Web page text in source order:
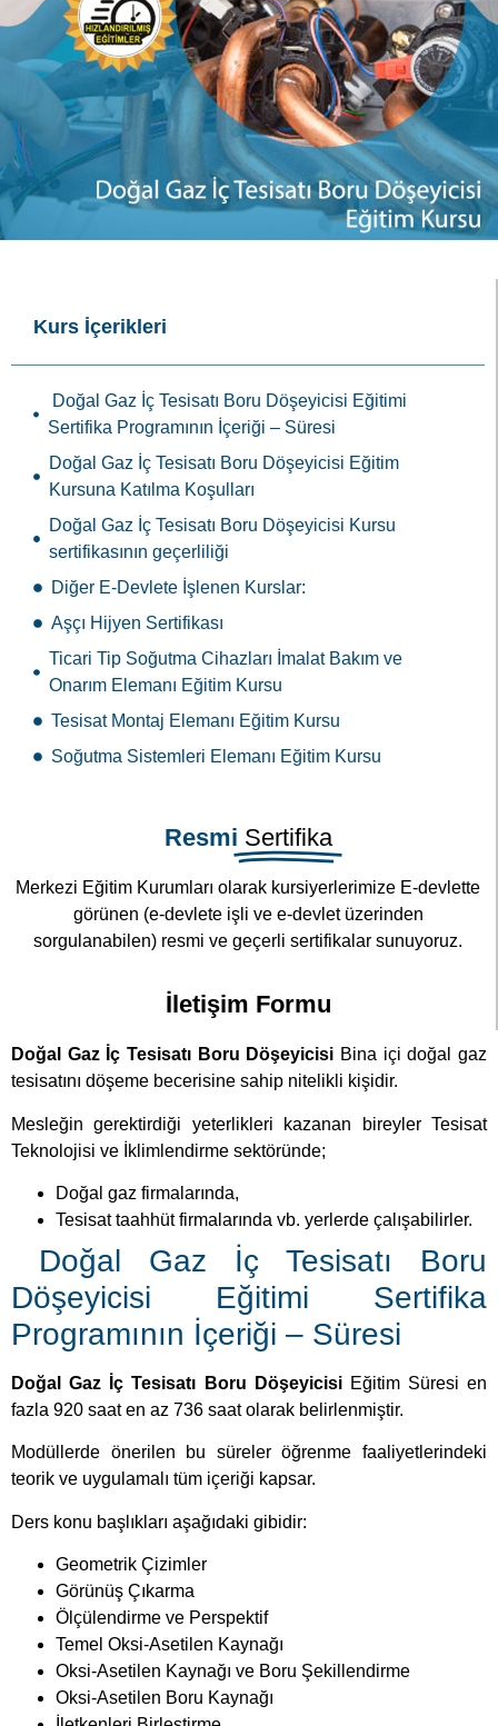
Kurs İçerikleri
Doğal Gaz İç Tesisatı Boru Döşeyicisi Eğitimi
Sertifika Programının İçeriği – Süresi
Doğal Gaz İç Tesisatı Boru Döşeyicisi Eğitim
Kursuna Katılma Koşulları
Doğal Gaz İç Tesisatı Boru Döşeyicisi Kursu
sertifikasının geçerliliği
Diğer E-Devlete İşlenen Kurslar:
Aşçı Hijyen Sertifikası
Ticari Tip Soğutma Cihazları İmalat Bakım ve
Onarım Elemanı Eğitim Kursu
Tesisat Montaj Elemanı Eğitim Kursu
Soğutma Sistemleri Elemanı Eğitim Kursu
Resmi Sertifika
Merkezi Eğitim Kurumları olarak kursiyerlerimize E-devlette
görünen (e-devlete işli ve e-devlet üzerinden
sorgulanabilen) resmi ve geçerli sertifikalar sunuyoruz.
İletişim Formu
Doğal Gaz İç Tesisatı Boru Döşeyicisi Bina içi doğal gaz
tesisatını döşeme becerisine sahip nitelikli kişidir.
Mesleğin gerektirdiği yeterlikleri kazanan bireyler Tesisat
Teknolojisi ve İklimlendirme sektöründe;
Doğal gaz firmalarında,
Tesisat taahhüt firmalarında vb. yerlerde çalışabilirler.
Doğal Gaz İç Tesisatı Boru
Döşeyicisi Eğitimi Sertifika
Programının İçeriği – Süresi
Doğal Gaz İç Tesisatı Boru Döşeyicisi Eğitim Süresi en
fazla 920 saat en az 736 saat olarak belirlenmiştir.
Modüllerde önerilen bu süreler öğrenme faaliyetlerindeki
teorik ve uygulamalı tüm içeriği kapsar.
Ders konu başlıkları aşağıdaki gibidir:
Geometrik Çizimler
Görünüş Çıkarma
Ölçülendirme ve Perspektif
Temel Oksi-Asetilen Kaynağı
Oksi-Asetilen Kaynağı ve Boru Şekillendirme
Oksi-Asetilen Boru Kaynağı